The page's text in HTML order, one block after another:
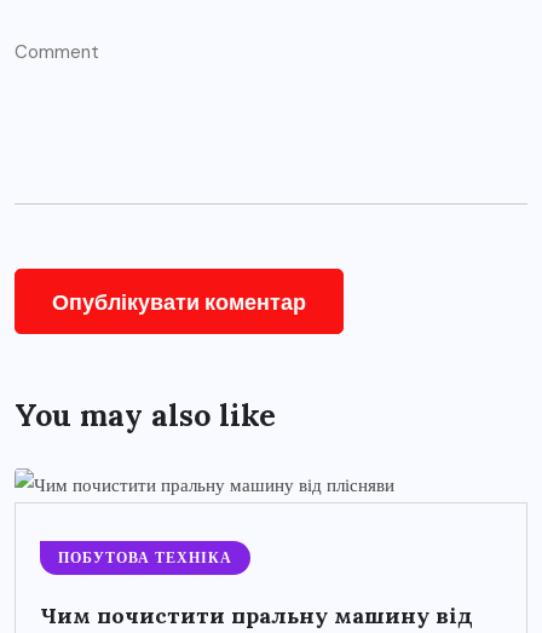
You may also like
ПОБУТОВА ТЕХНІКА
Чим почистити пральну машину від